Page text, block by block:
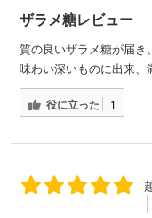
ザラメ糖レビュー
質の良いザラメ糖が届き
味わい深いものに出来、
役に立った 1